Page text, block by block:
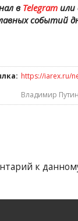
вTelegramили
событий
https://iarex.ru/
Владимир Путин
к